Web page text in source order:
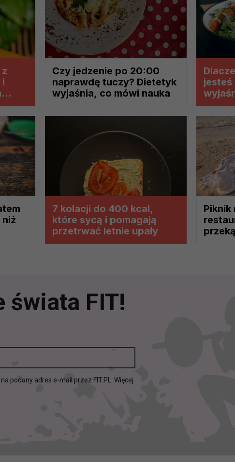
i
Czy jedzenie po 20:00
naprawdę tuczy? Dietetyk
wyjaśnia, co mówi nauka
jesteś
błędy
niż
7 kolacji do 400 kcal,
które sycą i pomagają
przetrwać letnie upały
Piknik
świata FIT!
podany adres e-mail przez FIT.PL. Więcej
nasze usługi i sprawić, że będą maksymalnie odpowiadać Twoim
przekazywać podmiotom przetwarzającym je na nasze zlecenie,
tylko gdy wystąpią z żądaniem w oparciu o stosowną
internetowych dane o ruchu użytkowników zbierane są przez
sprostowania, usunięcia lub ograniczenia ich przetwarzania.
zgłosić sprzeciw oraz skorzystać z innych praw wymienionych
właściwej, zgodnej z obowiązującymi przepisami, podstawie
usług, w tym dopasowywania ich do Twoich
jest niezbędność do wykonania umów o ich
dostępne w usługach, z których korzystasz). Taką
administratorów jest tzw. uzasadniony interes administratora.